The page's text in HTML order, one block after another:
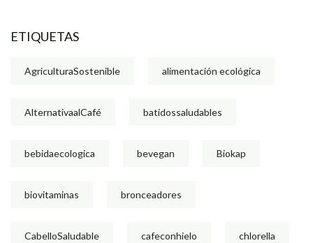
ETIQUETAS
AgriculturaSostenible alimentación ecológica
AlternativaalCafé batidossaludables
bebidaecologica bevegan Biokap
biovitaminas bronceadores
CabelloSaludable cafeconhielo chlorella